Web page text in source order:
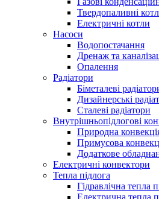
Твердопаливні
Електричні котли
Насоси
Водопостачання
Дренаж та
Опалення
Радіатори
Біметалеві
Дизайнерські
Сталеві радіатори
Внутрішньопідлогові
Природна
Примусова
Додаткове
Електричні конвектори
Тепла підлога
Гідравлічна тепла
Електрична тепла